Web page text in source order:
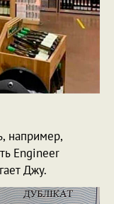
например,
Engineer
Джу.